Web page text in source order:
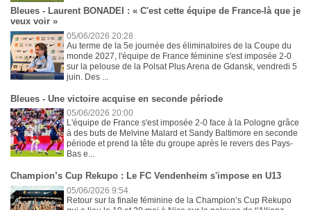
Bleues - Laurent BONADEI : « C'est cette équipe de France-là que je
veux voir »
05/06/2026 20:28
Au terme de la 5e journée des éliminatoires de la Coupe du
monde 2027, l'équipe de France féminine s'est imposée 2-0
sur la pelouse de la Polsat Plus Arena de Gdansk, vendredi 5
juin. Des ...
Bleues - Une victoire acquise en seconde période
05/06/2026 20:00
L'équipe de France s'est imposée 2-0 face à la Pologne grâce
à des buts de Melvine Malard et Sandy Baltimore en seconde
période et prend la tête du groupe après le revers des Pays-
Bas e...
Champion’s Cup Rekupo : Le FC Vendenheim s'impose en U13
05/06/2026 9:54
Retour sur la finale féminine de la Champion’s Cup Rekupo